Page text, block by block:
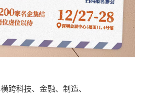
横跨科技、金融、制造、